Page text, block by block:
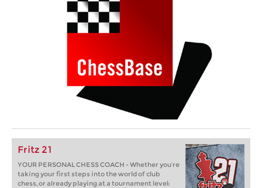
Fritz 21
YOUR PERSONAL CHESS COACH - Whether you’re
taking your first steps into the world of club
chess, or already playing at a tournament level: